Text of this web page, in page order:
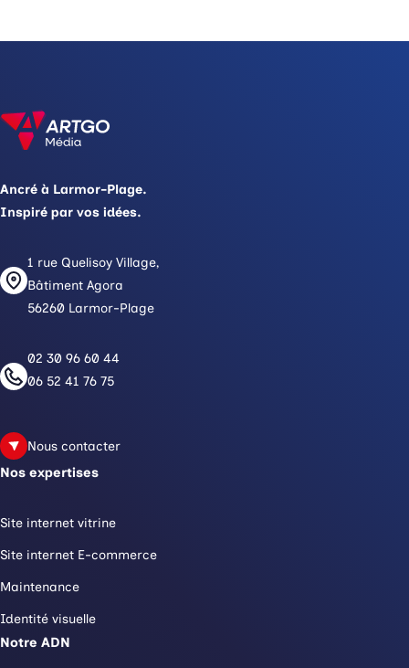
Ancré à Larmor-Plage.
Inspiré par vos idées.
1 rue Quelisoy Village,
Bâtiment Agora
56260 Larmor-Plage
02 30 96 60 44
06 52 41 76 75
Nous contacter
Nos expertises
Site internet vitrine
Site internet E-commerce
Maintenance
Identité visuelle
Notre ADN